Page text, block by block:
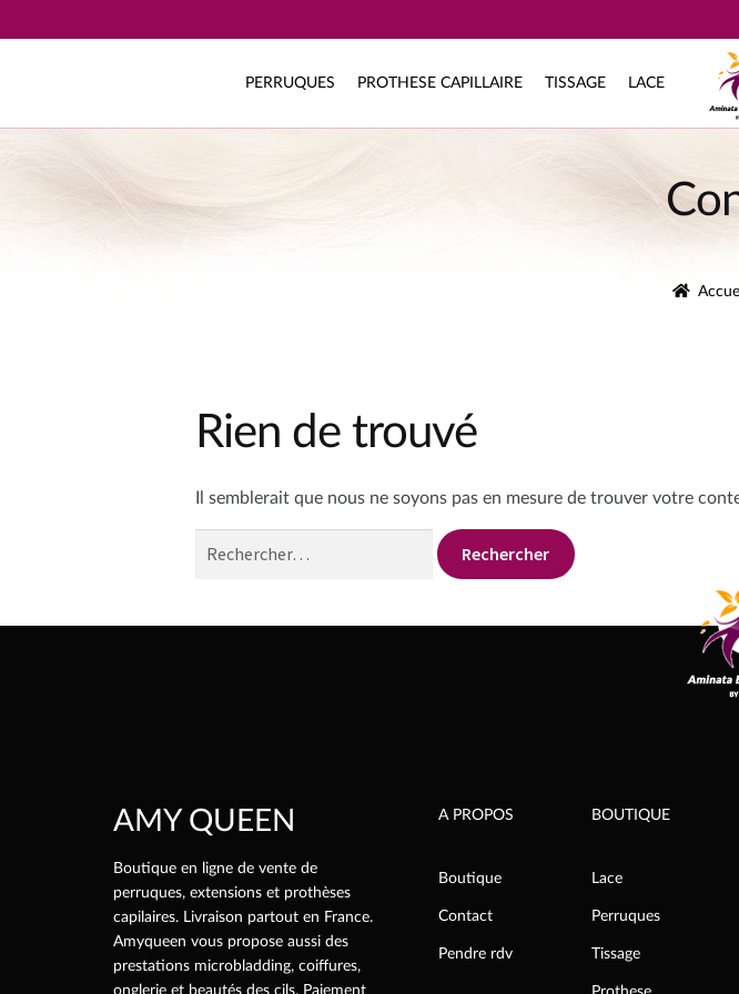
PERRUQUES PROTHESE CAPILLAIRE TISSAGE LACE
Rien de trouvé
Il semblerait que nous ne soyons pas en mesure de trouver votre
AMY QUEEN
Boutique en ligne de vente de
perruques, extensions et prothèses
capilaires. Livraison partout en France.
Amyqueen vous propose aussi des
prestations microbladding, coiffures,
onglerie et beautés des cils. Paiement
A PROPOS
Boutique
Contact
Pendre rdv
BOUTIQUE
Lace
Perruques
Tissage